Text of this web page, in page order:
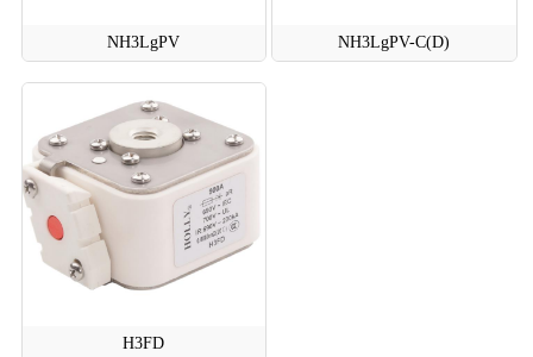
NH3LgPV NH3LgPV-C(D)
H3FD